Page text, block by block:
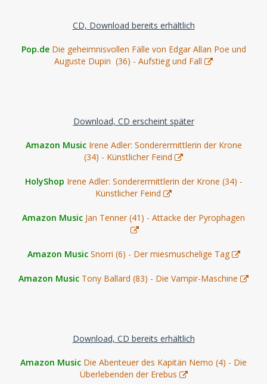
CD, Download bereits erhältlich
Pop.de Die geheimnisvollen Fälle von Edgar Allan Poe und
Auguste Dupin (36) - Aufstieg und Fall
Download, CD erscheint später
Amazon Music Irene Adler: Sonderermittlerin der Krone
(34) - Künstlicher Feind
HolyShop Irene Adler: Sonderermittlerin der Krone (34) -
Künstlicher Feind
Amazon Music Jan Tenner (41) - Attacke der Pyrophagen
Amazon Music Snorri (6) - Der miesmuschelige Tag
Amazon Music Tony Ballard (83) - Die Vampir-Maschine
Download, CD bereits erhältlich
Amazon Music Die Abenteuer des Kapitän Nemo (4) - Die
Überlebenden der Erebus